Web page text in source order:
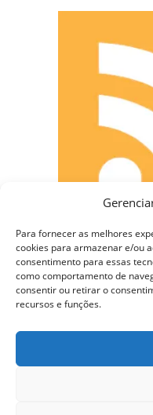
Para fornecer as melhores
cookies para armazenar e/ou
consentimento para essas
como comportamento de
consentir ou retirar o
recursos e funções.
CONECTE-SE
Copyright © 2009